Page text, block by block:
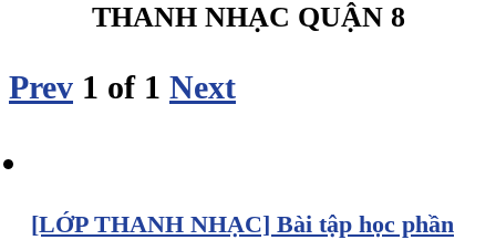
THANH NHẠC QUẬN 8
Prev 1 of 1 Next
[LỚP THANH NHẠC] Bài tập học phần